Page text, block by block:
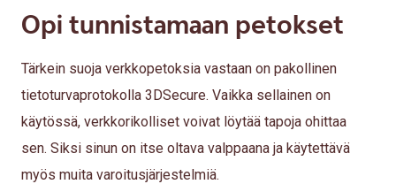
Opi tunnistamaan petokset
Tärkein suoja verkkopetoksia vastaan on pakollinen
tietoturvaprotokolla 3DSecure. Vaikka sellainen on
käytössä, verkkorikolliset voivat löytää tapoja ohittaa
sen. Siksi sinun on itse oltava valppaana ja käytettävä
myös muita varoitusjärjestelmiä.